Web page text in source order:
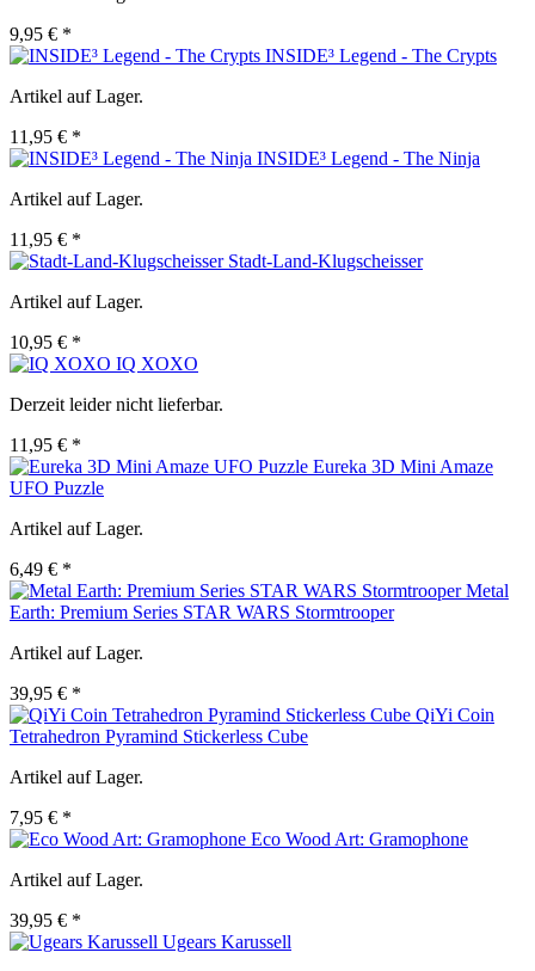
9,95 € *
INSIDE³ Legend - The Crypts
Artikel auf Lager.
11,95 € *
INSIDE³ Legend - The Ninja
Artikel auf Lager.
11,95 € *
Stadt-Land-Klugscheisser
Artikel auf Lager.
10,95 € *
IQ XOXO
Derzeit leider nicht lieferbar.
11,95 € *
Eureka 3D Mini Amaze
UFO Puzzle
Artikel auf Lager.
6,49 € *
Metal
Earth: Premium Series STAR WARS Stormtrooper
Artikel auf Lager.
39,95 € *
QiYi Coin
Tetrahedron Pyramind Stickerless Cube
Artikel auf Lager.
7,95 € *
Eco Wood Art: Gramophone
Artikel auf Lager.
39,95 € *
Ugears Karussell